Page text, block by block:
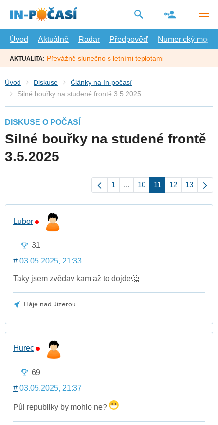
hlavní
Úvod
Aktuálně Radar Předpověď Numerický model
AKTUALITA: Převážně slunečno s letními teplotami
Úvod Diskuse
Články na In-počasí
Silné bouřky na studené frontě 3.5.2025
DISKUSE O POČASÍ
Silné bouřky na studené frontě
3.5.2025
1 ... 10 11 12 13
Lubor
31
# 03.05.2025, 21:33
Taky jsem zvědav kam až to dojde🤔
Háje nad Jizerou
Hurec
69
# 03.05.2025, 21:37
Půl republiky by mohlo ne?